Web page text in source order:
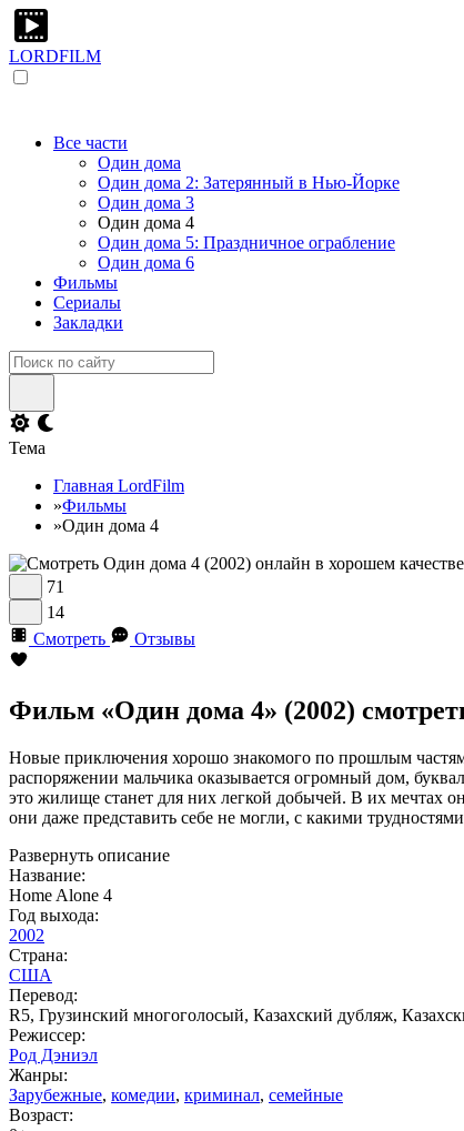
LORDFILM
Все части
Один дома
Один дома 2: Затерянный в Нью-Йорке
Один дома 3
Один дома 4
Один дома 5: Праздничное ограбление
Один дома 6
Фильмы
Сериалы
Закладки
Тема
Главная LordFilm
»Фильмы
»Один дома 4
71
14
Смотреть
Отзывы
Фильм «Один дома 4» (2002)
Новые приключения хорошо знакомого по прошлым
распоряжении мальчика оказывается огромный дом,
это жилище станет для них легкой добычей. В их мечтах
они даже представить себе не могли, с какими
Развернуть описание
Название:
Home Alone 4
Год выхода:
2002
Страна:
США
Перевод:
R5, Грузинский многоголосый, Казахский дубляж,
Режиссер:
Род Дэниэл
Жанры:
Зарубежные, комедии, криминал, семейные
Возраст: